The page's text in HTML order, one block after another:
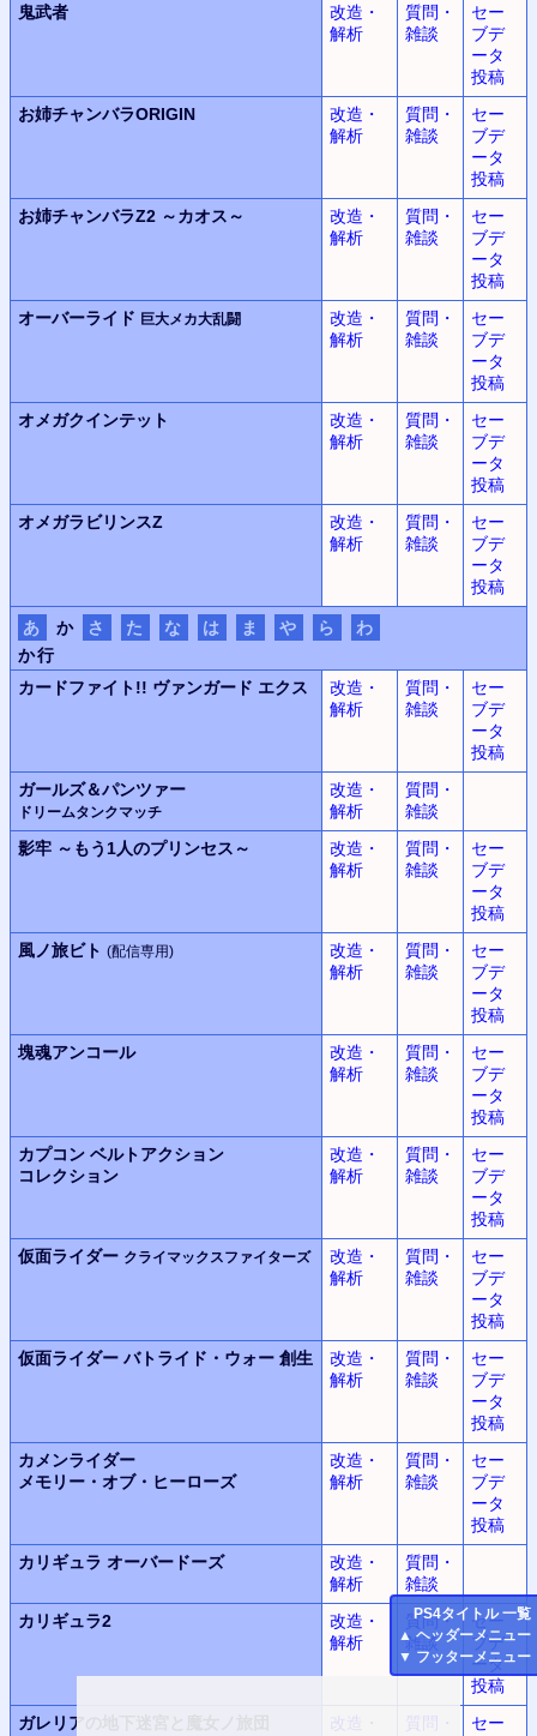
PS4タイトル 一覧
▲ ヘッダーメニュー
▼ フッターメニュー
鬼武者
改造・
解析
質問・
雑談
セー
ブデ
ータ
投稿
お姉チャンバラORIGIN
改造・
解析
質問・
雑談
セー
ブデ
ータ
投稿
お姉チャンバラZ2 ～カオス～
改造・
解析
質問・
雑談
セー
ブデ
ータ
投稿
オーバーライド 巨大メカ大乱闘
改造・
解析
質問・
雑談
セー
ブデ
ータ
投稿
オメガクインテット
改造・
解析
質問・
雑談
セー
ブデ
ータ
投稿
オメガラビリンスZ
改造・
解析
質問・
雑談
セー
ブデ
ータ
投稿
あ か さ た な は ま や ら
わ
か行
カードファイト!! ヴァンガード エクス
改造・
解析
質問・
雑談
セー
ブデ
ータ
投稿
ガールズ＆パンツァー
ドリームタンクマッチ
改造・
解析
質問・
雑談
影牢 ～もう1人のプリンセス～
改造・
解析
質問・
雑談
セー
ブデ
ータ
投稿
風ノ旅ビト (配信専用)
改造・
解析
質問・
雑談
セー
ブデ
ータ
投稿
塊魂アンコール
改造・
解析
質問・
雑談
セー
ブデ
ータ
投稿
カプコン ベルトアクション
コレクション
改造・
解析
質問・
雑談
セー
ブデ
ータ
投稿
仮面ライダー クライマックスファイターズ
改造・
解析
質問・
雑談
セー
ブデ
ータ
投稿
仮面ライダー バトライド・ウォー 創生
改造・
解析
質問・
雑談
セー
ブデ
ータ
投稿
カメンライダー
メモリー・オブ・ヒーローズ
改造・
解析
質問・
雑談
セー
ブデ
ータ
投稿
カリギュラ オーバードーズ
改造・
解析
質問・
雑談
カリギュラ2
改造・
解析
質問・
雑談
セー
ブデ
ータ
投稿
ガレリアの地下迷宮と魔女ノ旅団
改造・
質問・
セー